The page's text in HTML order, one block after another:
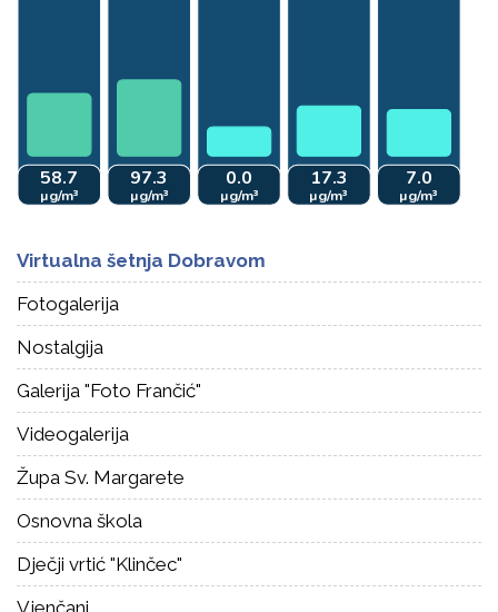
Virtualna šetnja Dobravom
Fotogalerija
Nostalgija
Galerija "Foto Frančić"
Videogalerija
Župa Sv. Margarete
Osnovna škola
Dječji vrtić "Klinčec"
Vjenčani